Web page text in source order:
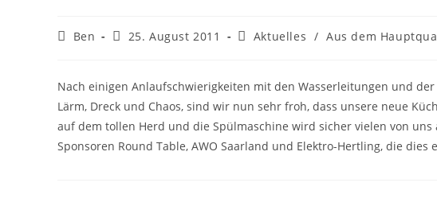
Ben 25. August 2011 Aktuelles / Aus dem
Nach einigen Anlaufschwierigkeiten mit den Wasserleitungen und
Lärm, Dreck und Chaos, sind wir nun sehr froh, dass unsere neue
auf dem tollen Herd und die Spülmaschine wird sicher vielen von
Sponsoren Round Table, AWO Saarland und Elektro-Hertling, die dies